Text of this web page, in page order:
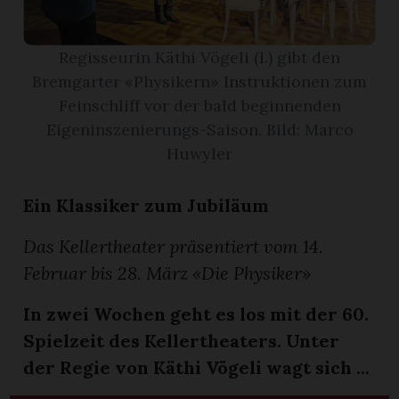
App
Ein Klassiker zum Jubiläum
Das Kellertheater präsentiert vom 14.
Februar bis 28. März «Die Physiker»
In zwei Wochen geht es los mit der 60.
Spielzeit des Kellertheaters. Unter
der Regie von Käthi Vögeli wagt sich ...